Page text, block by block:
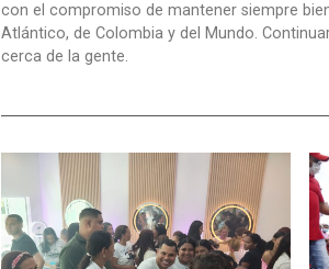
con el compromiso de mantener siempre
Atlántico, de Colombia y del Mundo.
cerca de la gente.